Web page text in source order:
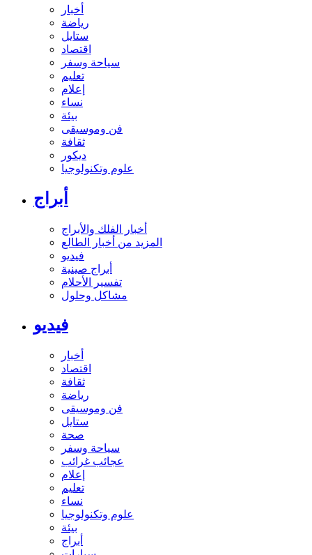
أخبار
رياضة
ستايل
اقتصاد
سياحة وسفر
تعليم
إعلام
نساء
بيئة
فن وموسيقى
ثقافة
ديكور
علوم وتكنولوجيا
أبراج
أخبار الفلك والأبراج
المزيد من أخبار الطالع
فيديو
أبراج صينية
تفسير الأحلام
مشاكل وحلول
فيديو
أخبار
اقتصاد
ثقافة
رياضة
فن وموسيقى
ستايل
صحة
سياحة وسفر
عجائب غرائب
إعلام
تعليم
نساء
علوم وتكنولوجيا
بيئة
أبراج